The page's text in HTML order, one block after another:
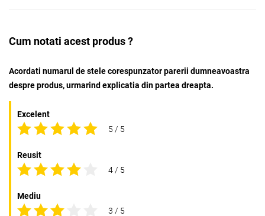
Cum notati acest produs ?
Acordati numarul de stele corespunzator parerii dumneavoastra
despre produs, urmarind explicatia din partea dreapta.
Excelent
5 / 5
Reusit
4 / 5
Mediu
3 / 5